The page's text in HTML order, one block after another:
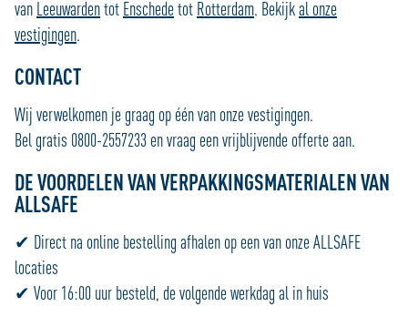
van Leeuwardentot Enschedetot Rotterdam. Bekijkal onze
vestigingen.
CONTACT
Wij verwelkomen je graag op één van onze vestigingen.
Bel gratis 0800-2557233 en vraag een vrijblijvende offerte aan.
DE VOORDELEN VAN VERPAKKINGSMATERIALEN VAN
ALLSAFE
✔ Direct na online bestelling afhalen op een van onze ALLSAFE
locaties
✔ Voor 16:00 uur besteld, de volgende werkdag al in huis